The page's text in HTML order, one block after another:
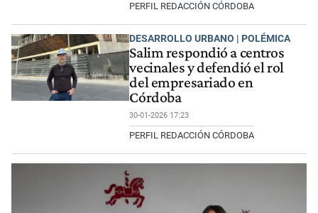
PERFIL REDACCIÓN CÓRDOBA
DESARROLLO URBANO | POLÉMICA
Salim respondió a centros
vecinales y defendió el rol
del empresariado en
Córdoba
30-01-2026 17:23
PERFIL REDACCIÓN CÓRDOBA